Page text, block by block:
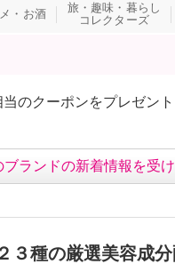
・お酒
旅・趣味・暮らし
コレクターズ
のクーポンをプレゼント
ブランドの新着情報を受
３種の厳選美容成